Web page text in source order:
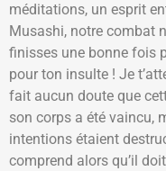
méditations, un esprit
Musashi, notre combat
finisses une bonne fois
pour ton insulte ! Je
fait aucun doute que
son corps a été vaincu,
intentions étaient
comprend alors qu’il